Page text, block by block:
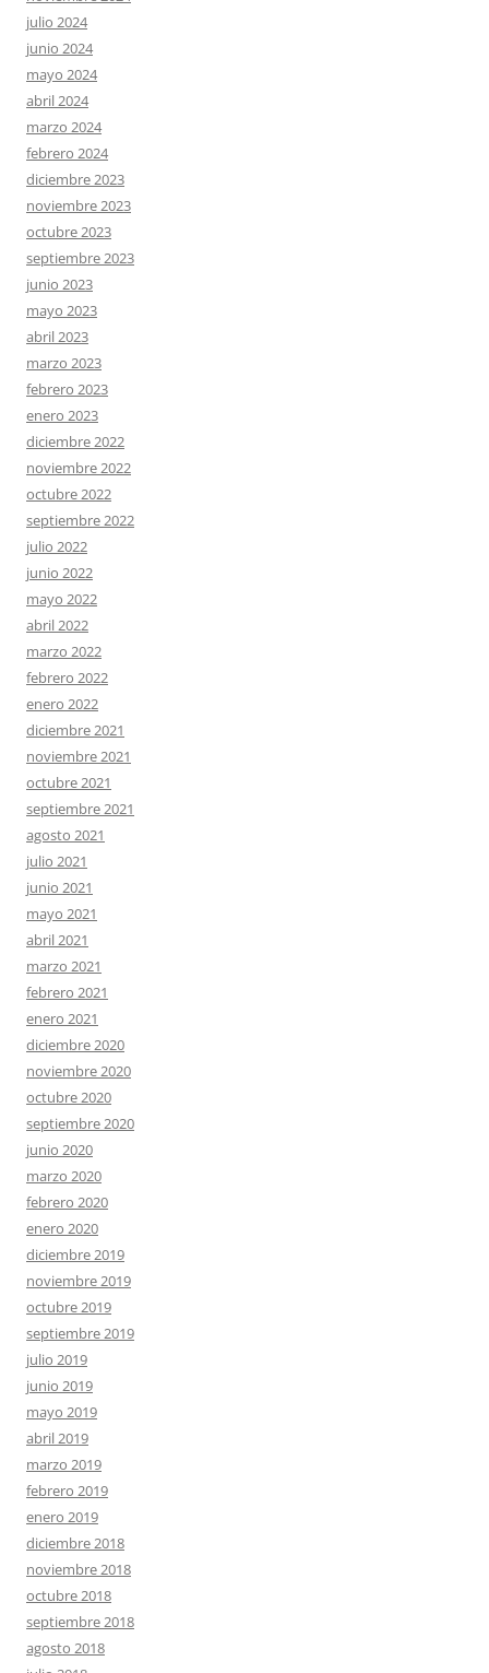
julio 2024
junio 2024
mayo 2024
abril 2024
marzo 2024
febrero 2024
diciembre 2023
noviembre 2023
octubre 2023
septiembre 2023
junio 2023
mayo 2023
abril 2023
marzo 2023
febrero 2023
enero 2023
diciembre 2022
noviembre 2022
octubre 2022
septiembre 2022
julio 2022
junio 2022
mayo 2022
abril 2022
marzo 2022
febrero 2022
enero 2022
diciembre 2021
noviembre 2021
octubre 2021
septiembre 2021
agosto 2021
julio 2021
junio 2021
mayo 2021
abril 2021
marzo 2021
febrero 2021
enero 2021
diciembre 2020
noviembre 2020
octubre 2020
septiembre 2020
junio 2020
marzo 2020
febrero 2020
enero 2020
diciembre 2019
noviembre 2019
octubre 2019
septiembre 2019
julio 2019
junio 2019
mayo 2019
abril 2019
marzo 2019
febrero 2019
enero 2019
diciembre 2018
noviembre 2018
octubre 2018
septiembre 2018
agosto 2018